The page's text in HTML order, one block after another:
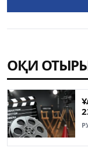
ОҚИ